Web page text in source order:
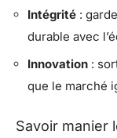
Intégrité :
durable avec
Innovation :
que le marché
Savoir manier